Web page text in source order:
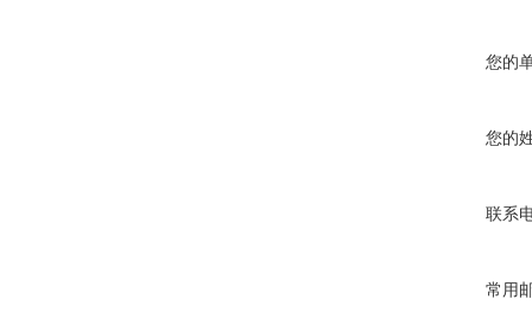
您的
您的
联系
常用